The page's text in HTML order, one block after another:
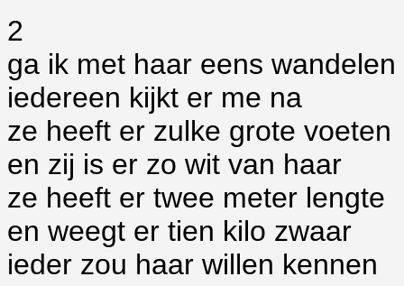
2
ga ik met haar eens wandelen
iedereen kijkt er me na
ze heeft er zulke grote voeten
en zij is er zo wit van haar
ze heeft er twee meter lengte
en weegt er tien kilo zwaar
ieder zou haar willen kennen